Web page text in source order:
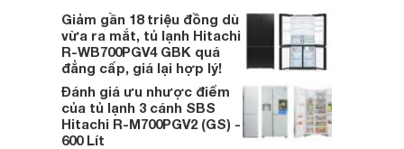
đình Việt đang tìm kiếm sản phẩm dung
tích lớn, nhiều công nghệ.
Giảm gần 18 triệu đồng dù
vừa ra mắt, tủ lạnh Hitachi
R-WB700PGV4 GBK quá
đẳng cấp, giá lại hợp lý!
Đánh giá ưu nhược điểm
của tủ lạnh 3 cánh SBS
Hitachi R-M700PGV2 (GS) -
600 Lít